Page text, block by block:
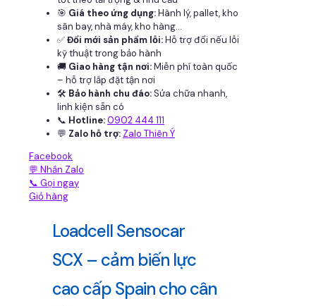
🎯 Giá theo ứng dụng:Hành lý, pallet, kho
sân bay, nhà máy, kho hàng...
✅Đổi mới sản phẩm lỗi:Hỗ trợ đổi nếu lỗi
kỹ thuật trong bảo hành
🚚 Giao hàng tận nơi:Miễn phí toàn quốc
– hỗ trợ lắp đặt tận nơi
🛠 Bảo hành chu đáo:Sửa chữa nhanh,
linh kiện sẵn có
📞 Hotline:0902 444 111
💬 Zalo hỗ trợ: Zalo Thiên Ý
Facebook
💬 Nhắn Zalo
📞 Gọi ngay
Giỏ hàng
Loadcell Sensocar
SCX – cảm biến lực
cao cấp Spain cho cân